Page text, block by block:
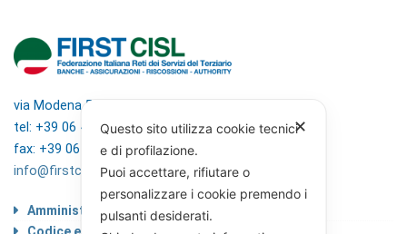
via Modena 5, 00184 Roma
tel: +39 06 4746351
fax: +39 06 4746136
info@firstcisl.it
Amministrazione trasparente
✕
Questo sito utilizza cookie tecnici
e di profilazione.
Puoi accettare, rifiutare o
personalizzare i cookie premendo i
pulsanti desiderati.